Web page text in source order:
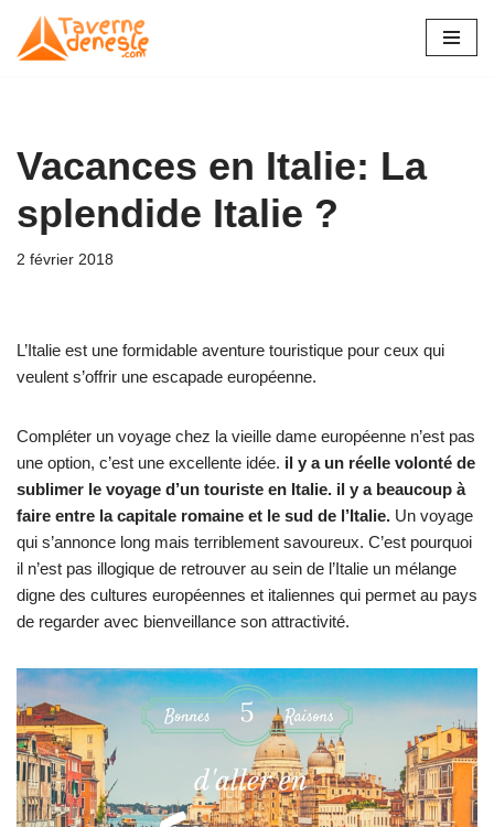
Aller
Vacances en Italie: La
splendide Italie ?
2 février 2018
L’Italie est une formidable aventure touristique pour ceux qui
veulent s’offrir une escapade européenne.
Compléter un voyage chez la vieille dame européenne n’est pas
une option, c’est une excellente idée. il y a un réelle volonté de
sublimer le voyage d’un touriste en Italie. il y a beaucoup à
faire entre la capitale romaine et le sud de l’Italie. Un voyage
qui s’annonce long mais terriblement savoureux. C’est pourquoi
il n’est pas illogique de retrouver au sein de l’Italie un mélange
digne des cultures européennes et italiennes qui permet au pays
de regarder avec bienveillance son attractivité.